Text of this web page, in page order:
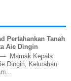
Pertahankan Tanah
Aie Dingin
Mamak Kepala
Dingin, Kelurahan